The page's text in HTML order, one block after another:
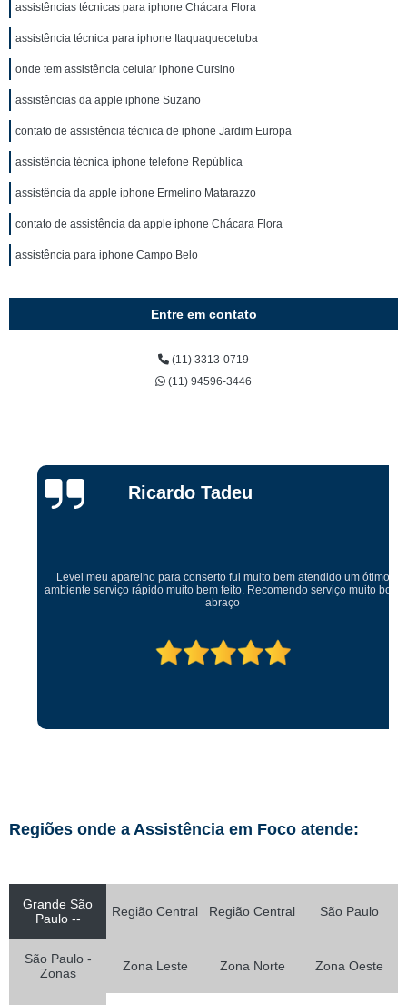
assistências técnicas para iphone Chácara Flora
assistência técnica para iphone Itaquaquecetuba
onde tem assistência celular iphone Cursino
assistências da apple iphone Suzano
contato de assistência técnica de iphone Jardim Europa
assistência técnica iphone telefone República
assistência da apple iphone Ermelino Matarazzo
contato de assistência da apple iphone Chácara Flora
assistência para iphone Campo Belo
Entre em contato
(11) 3313-0719
(11) 94596-3446
Ricardo Tadeu
Levei meu aparelho para conserto fui muito bem atendido um ótimo
ambiente serviço rápido muito bem feito. Recomendo serviço muito bom
abraço
Regiões onde a Assistência em Foco atende:
Grande São
Paulo --
Região Central Região Central São Paulo
São Paulo -
Zonas
Zona Leste Zona Norte Zona Oeste